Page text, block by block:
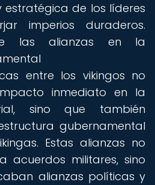
de los líderes
imperios duraderos.
las alianzas en la
entre los vikingos no
inmediato en la
sino que también
gubernamental
Estas alianzas no
acuerdos militares, sino
alianzas políticas y